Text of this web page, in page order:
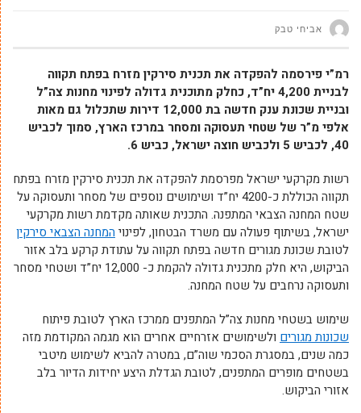
אביחי טבק‬‎
רמ”י פירסמה להפקדה את תכנית סירקין מזרח בפתח תקווה
לבניית 4,200 יח”ד, כחלק מתוכנית גדולה לפינוי
מחנות צה”ל
ובניית שכונת ענק חדשה בת 12,000 דירות שתכלול גם מאות
אלפי מ”ר של שטחי תעסוקה ומסחר במרכז הארץ, סמוך לכביש
40, לכביש 5 ולכביש חוצה ישראל, כביש 6.
רשות מקרקעי ישראל מפרסמת להפקדה את תכנית סירקין מזרח בפתח
תקווה הכוללת כ-4200 יח”ד ושימושים נוספים של מסחר ותעסוקה על
שטח המחנה הצבאי המתפנה. התכנית שאותה מקדמת רשות מקרקעי
ישראל, בשיתוף פעולה עם משרד הבטחון, לפינוי המחנה הצבאי סירקין
לטובת שכונת מגורים חדשה בפתח תקווה על עתודת קרקע בלב אזור
הביקוש, היא חלק מתכנית גדולה להקמת כ- 12,000 יח”ד ושטחי מסחר
ותעסוקה נרחבים על שטח המחנה.
שימוש בשטחי מחנות צה”ל המתפנים ממרכז הארץ לטובת פיתוח
שכונות מגורים ולשימושים אזרחיים אחרים הוא מגמה המקודמת מזה
כמה שנים, במסגרת הסכמי שוה”ם, במטרה להביא לשימוש מיטבי
בשטחים מופרים המתפנים, לטובת הגדלת היצע יחידות הדיור בלב
אזורי הביקוש.